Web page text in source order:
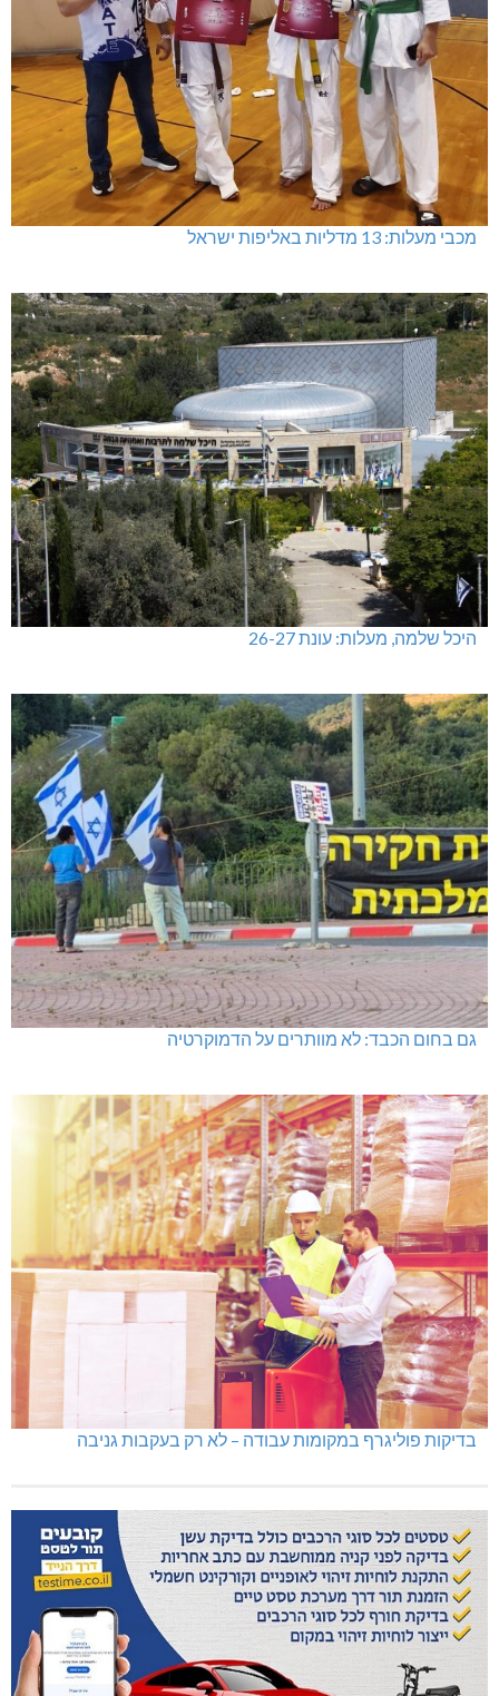
מכבי מעלות: 13 מדליות באליפות ישראל
היכל שלמה, מעלות: עונת 26-27
גם בחום הכבד: לא מוותרים על הדמוקרטיה
בדיקות פוליגרף במקומות עבודה – לא רק בעקבות גניבה